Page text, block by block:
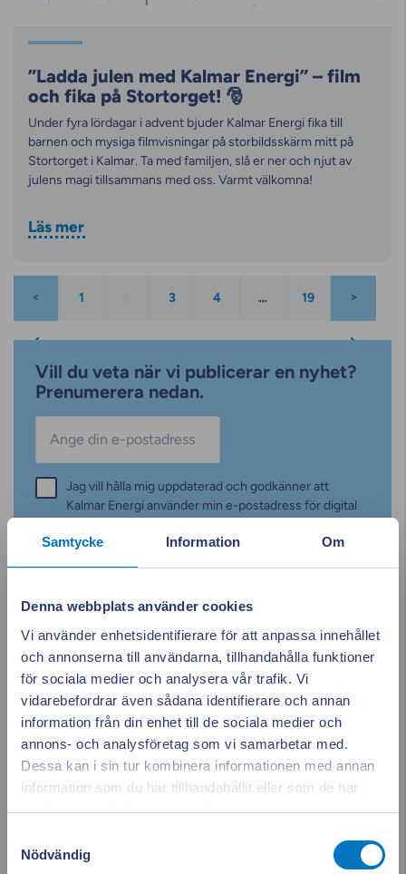
Samtycke Information Om
Denna webbplats använder cookies
Vi använder enhetsidentifierare för att anpassa innehållet
och annonserna till användarna, tillhandahålla funktioner
för sociala medier och analysera vår trafik. Vi
vidarebefordrar även sådana identifierare och annan
information från din enhet till de sociala medier och
annons- och analysföretag som vi samarbetar med.
Dessa kan i sin tur kombinera informationen med annan
information som du har tillhandahållit eller som de har
samlat in när du har använt deras tjänster.
Nödvändig
”Ladda julen med Kalmar Energi” – film
och fika på Stortorget! 🎅
Under fyra lördagar i advent bjuder Kalmar Energi fika till
barnen och mysiga filmvisningar på storbildsskärm mitt på
Stortorget i Kalmar. Ta med familjen, slå er ner och njut av
julens magi tillsammans med oss. Varmt välkomna!
Läs mer
1 3 4 … 19
Vill du veta när vi publicerar en nyhet?
Prenumerera nedan.
Samtycke*
Jag vill hålla mig uppdaterad och godkänner att
Kalmar Energi använder min e-postadress för digital
prenumeration genom att klicka på en länk i
Kategorier
Elbilsladdning
Elstöd
Energiskatt Stäng
Appen ger dig
full koll på elen